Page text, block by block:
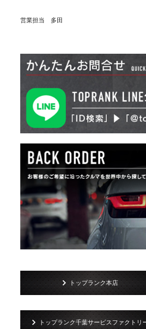
営業担当 多田
トップランク本店
トップランク千葉サービスファクトリ